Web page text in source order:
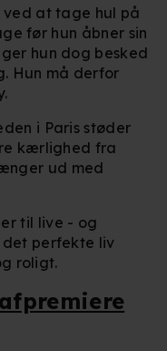
tredjeparter til at
Det gør vi for
huske dine
med vores
af cookies og
vores
ved at tage hul på
før hun åbner sin
hun dog besked
Hun må derfor
i Paris støder
kærlighed fra
ud med
til live - og
perfekte liv
roligt.